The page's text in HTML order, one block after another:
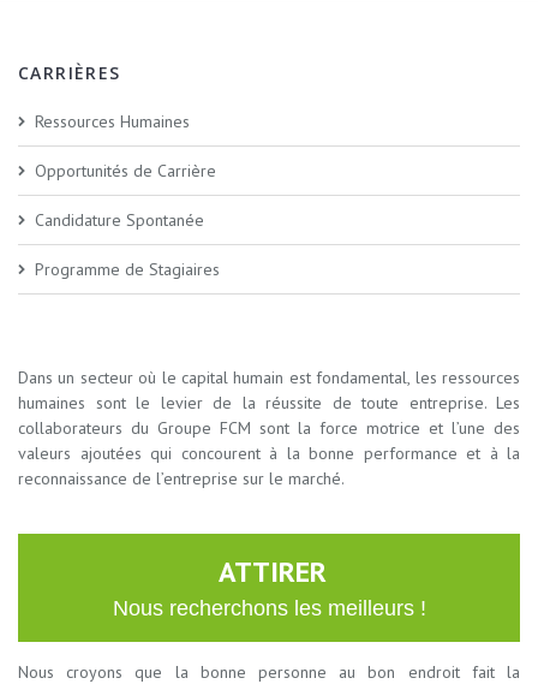
CARRIÈRES
Ressources Humaines
Opportunités de Carrière
Candidature Spontanée
Programme de Stagiaires
Dans un secteur où le capital humain est fondamental, les ressources
humaines sont le levier de la réussite de toute entreprise. Les
collaborateurs du Groupe FCM sont la force motrice et l’une des
valeurs ajoutées qui concourent à la bonne performance et à la
reconnaissance de l’entreprise sur le marché.
ATTIRER
Nous recherchons les meilleurs !
Nous croyons que la bonne personne au bon endroit fait la